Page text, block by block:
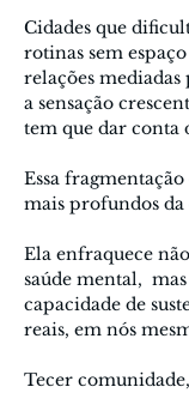
Cidades que
rotinas sem
relações
a sensação
tem que dar conta
Essa
mais profundos
Ela enfraquece
saúde mental,
capacidade de
reais, em nós
Tecer